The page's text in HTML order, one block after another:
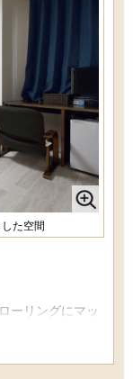
た空間
ーリングにマッ
ラックス♪
す。